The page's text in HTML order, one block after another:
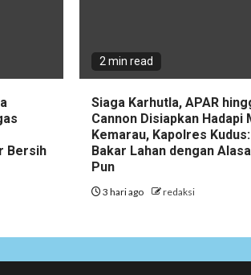
Bersih
2 min read
Siaga Karhutla, APAR
Cannon Disiapkan Hadapi
Kemarau, Kapolres
Bakar Lahan dengan
Pun
3 hari ago redaksi